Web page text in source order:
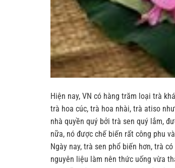
Hiện nay, VN có hàng trăm loại trà
trà hoa cúc, trà hoa nhài, trà atiso
nhà quyền quý bởi trà sen quý lắm,
nữa, nó được chế biến rất công phu
Ngày nay, trà sen phổ biến hơn, trà
nguyên liệu làm nên thức uống vừa